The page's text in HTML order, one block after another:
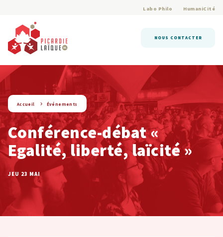
Labo Philo HumaniCité
NOUS CONTACTER
string(9) « evenement »
Accueil Événements
Conférence-débat «
Egalité, liberté, laïcité »
JEU 23 MAI